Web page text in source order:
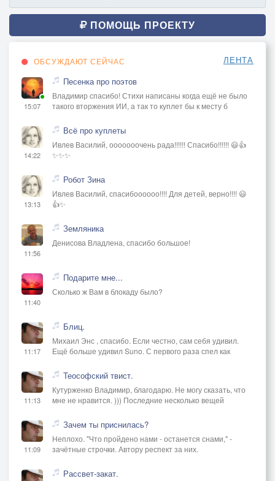
ПОМОЩЬ ПРОЕКТУ
ОБСУЖДАЮТ СЕЙЧАС ЛЕНТА
15:07
Песенка про поэтов
Владимир спасибо! Стихи написаны когда ещё не было
такого вторжения ИИ, а так то куплет бы к месту б
14:22
Всё про куплеты
Ивлев Василий, ооооооочень рада!!!!!! Спасибо!!!!!! 😃👍
✨✨✨
13:13
Робот Зина
Ивлев Василий, спасибоооооо!!!! Для детей, верно!!!! 😃
👍✨
11:56
Земляника
Денисова Владлена, спасибо большое!
11:40
Подарите мне...
Сколько ж Вам в блокаду было?
11:17
Блиц.
Михаил Энс , спасибо. Если честно, сам себя удивил.
Ещё больше удивил Suno. С первого раза спел как
11:13
Теософский твист.
Кутурженко Владимир, благодарю. Не могу сказать, что
мне не нравится. ))) Последние несколько вещей
11:09
Зачем ты приснилась?
Неплохо. "Что пройдено нами - останется снами," -
зачётные строчки. Автору респект за них.
Рассвет-закат.